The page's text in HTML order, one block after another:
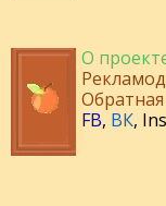
О
Обратная
FB, ВК,